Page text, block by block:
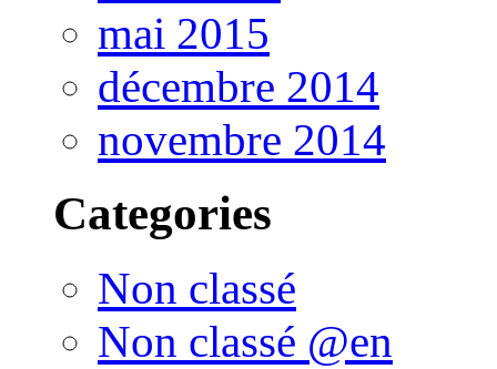
mai 2015
décembre 2014
novembre 2014
Categories
Non classé
Non classé @en